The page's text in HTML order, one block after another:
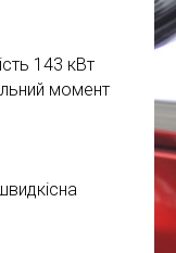
143 кВт
момент